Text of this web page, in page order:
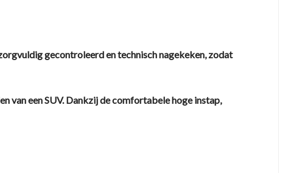
gecontroleerd en technisch nagekeken, zodat
van een SUV. Dankzij de comfortabele hoge instap,